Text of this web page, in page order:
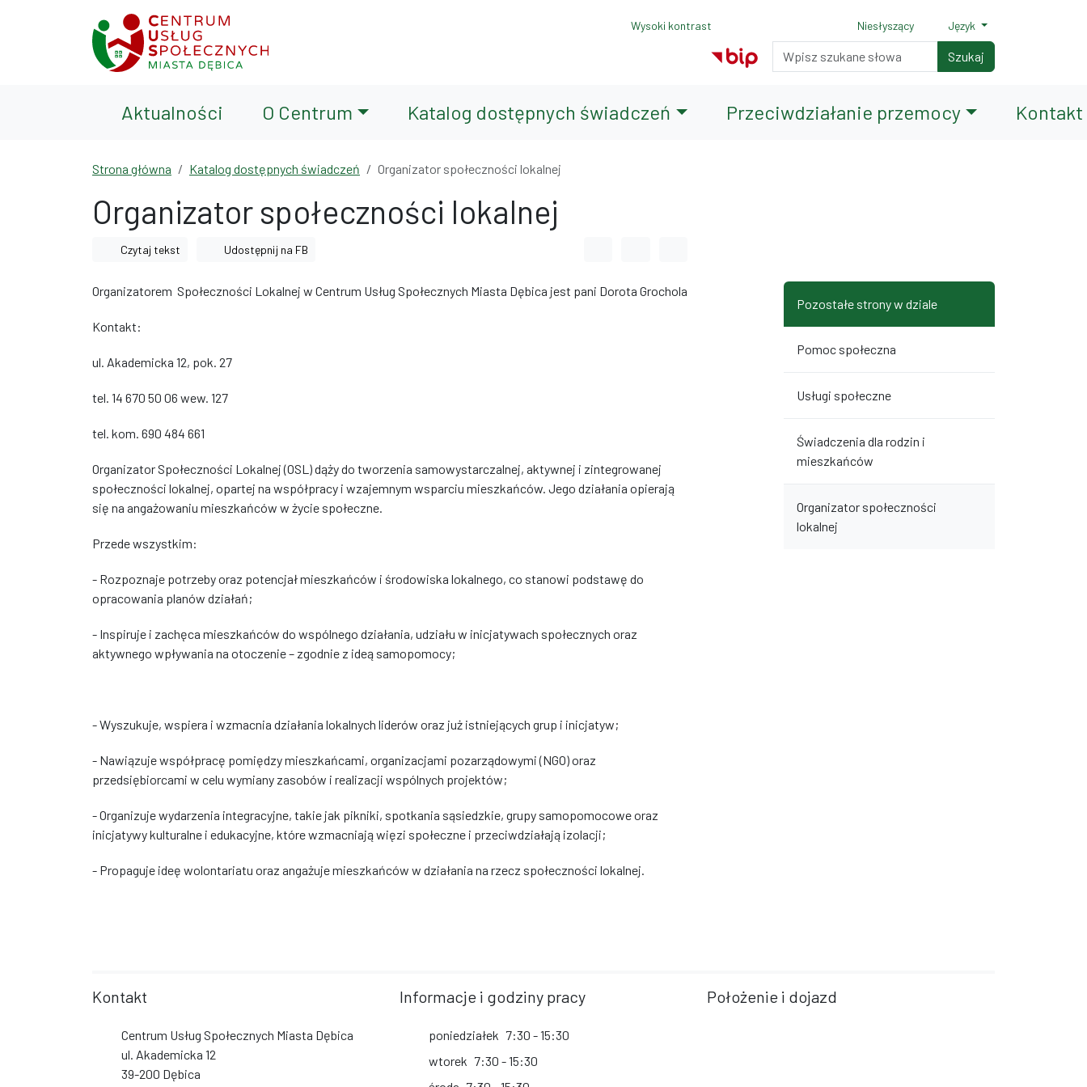
Przejdź do wyszukiwarki
Wysoki kontrast
Normalny rozmiar czcionki
Rozmiar czcionki 150%
Rozmiar czcionki 200%
Niesłyszący Język
Wyszukiwarka Szukaj
Aktualności O Centrum Katalog dostępnych świadczeń Przeciwdziałanie przemocy Kontakt
Strona główna Katalog dostępnych świadczeń Organizator społeczności lokalnej
Organizator społeczności lokalnej
Czytaj tekst Udostępnij na FB
Organizatorem Społeczności Lokalnej w Centrum Usług Społecznych Miasta Dębica jest pani Dorota Grochola
Kontakt:
ul. Akademicka 12, pok. 27
tel. 14 670 50 06 wew. 127
tel. kom. 690 484 661
Organizator Społeczności Lokalnej (OSL) dąży do tworzenia samowystarczalnej, aktywnej i zintegrowanej
społeczności lokalnej, opartej na współpracy i wzajemnym wsparciu mieszkańców. Jego działania opierają
się na angażowaniu mieszkańców w życie społeczne.
Przede wszystkim:
- Rozpoznaje potrzeby oraz potencjał mieszkańców i środowiska lokalnego, co stanowi podstawę do
opracowania planów działań;
- Inspiruje i zachęca mieszkańców do wspólnego działania, udziału w inicjatywach społecznych oraz
aktywnego wpływania na otoczenie – zgodnie z ideą samopomocy;
- Wyszukuje, wspiera i wzmacnia działania lokalnych liderów oraz już istniejących grup i inicjatyw;
- Nawiązuje współpracę pomiędzy mieszkańcami, organizacjami pozarządowymi (NGO) oraz
przedsiębiorcami w celu wymiany zasobów i realizacji wspólnych projektów;
- Organizuje wydarzenia integracyjne, takie jak pikniki, spotkania sąsiedzkie, grupy samopomocowe oraz
inicjatywy kulturalne i edukacyjne, które wzmacniają więzi społeczne i przeciwdziałają izolacji;
- Propaguje ideę wolontariatu oraz angażuje mieszkańców w działania na rzecz społeczności lokalnej.
Pozostałe strony w dziale
Pomoc społeczna
Usługi społeczne
Świadczenia dla rodzin i
mieszkańców
Organizator społeczności
lokalnej
Kontakt
Centrum Usług Społecznych Miasta Dębica
ul. Akademicka 12
39-200 Dębica
Informacje i godziny pracy
poniedziałek 7:30 - 15:30
wtorek 7:30 - 15:30
Położenie i dojazd